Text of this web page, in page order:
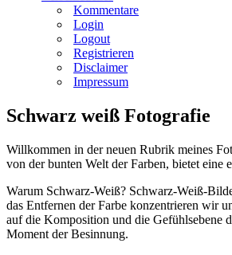
Kommentare
Login
Logout
Registrieren
Disclaimer
Impressum
Schwarz weiß Fotografie
Willkommen in der neuen Rubrik meines
von der bunten Welt der Farben, bietet
Warum Schwarz-Weiß? Schwarz-Weiß-
das Entfernen der Farbe konzentrieren wir
auf die Komposition und die Gefühlsebene
Moment der Besinnung.